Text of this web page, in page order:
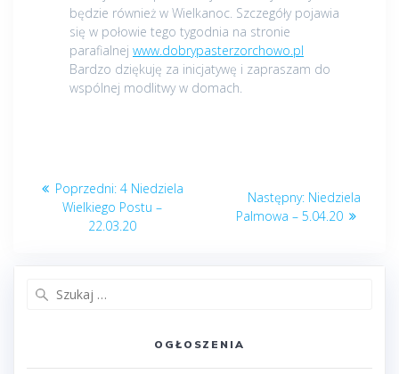
będzie również w Wielkanoc. Szczegóły pojawia
się w połowie tego tygodnia na stronie
parafialnej www.dobrypasterzorchowo.pl
Bardzo dziękuję za inicjatywę i zapraszam do
wspólnej modlitwy w domach.
Nawigacja
wpisu
Poprzedni: Poprzedni
post:
4 Niedziela
Wielkiego Postu –
22.03.20
Następny: Następny
post:
Niedziela
Palmowa – 5.04.20
OGŁOSZENIA